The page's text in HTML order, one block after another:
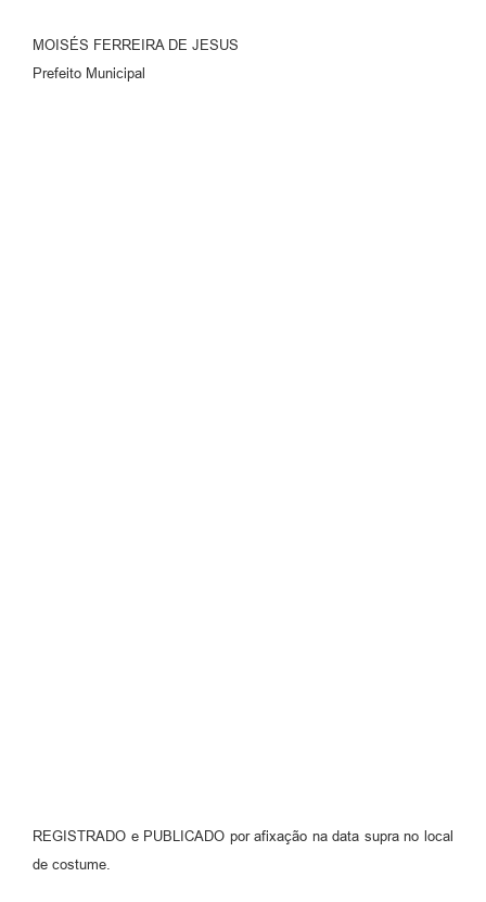
MOISÉS FERREIRA DE JESUS
Prefeito Municipal
REGISTRADO e PUBLICADO por afixação na data supra no local
de costume.